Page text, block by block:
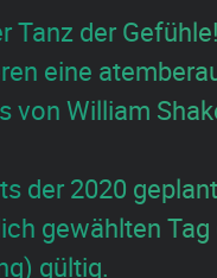
Tanz der
eine
von William
der 2020
gewählten
gültig.